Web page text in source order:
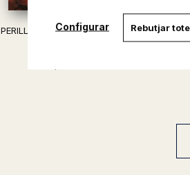
PERILL A LES PROFUNDITATS
Configurar Rebutjar